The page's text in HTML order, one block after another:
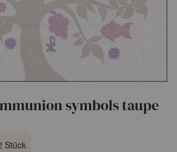
symbols taupe
Stück